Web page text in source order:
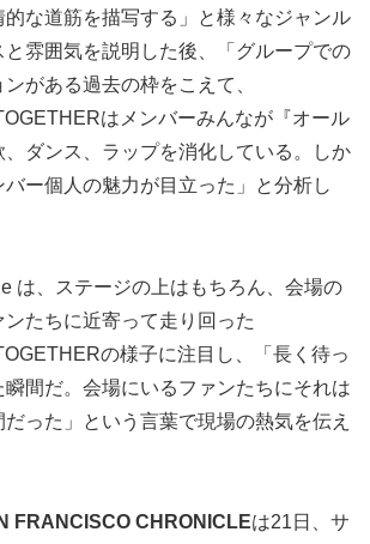
な道筋を描写する」と様々なジャンル
雰囲気を説明した後、「グループでの
がある過去の枠をこえて、
はメンバーみんなが『オール
、ダンス、ラップを消化している。しか
バー個人の魅力が目立った」と分析し
は、ステージの上はもちろん、会場の
たちに近寄って走り回った
の様子に注目し、「長く待っ
間だ。会場にいるファンたちにそれは
った」という言葉で現場の熱気を伝え
FRANCISCO CHRONICLEは21日、サ